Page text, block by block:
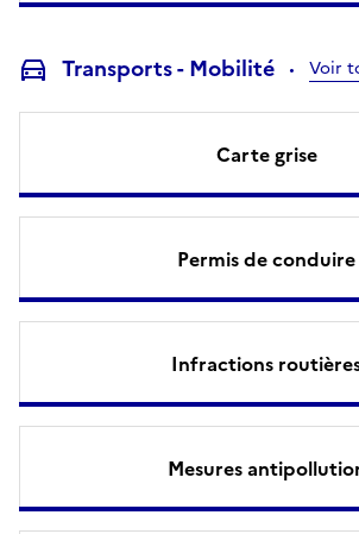
Transports - Mobilité Voir
Carte grise
Permis de conduire
Infractions
Mesures